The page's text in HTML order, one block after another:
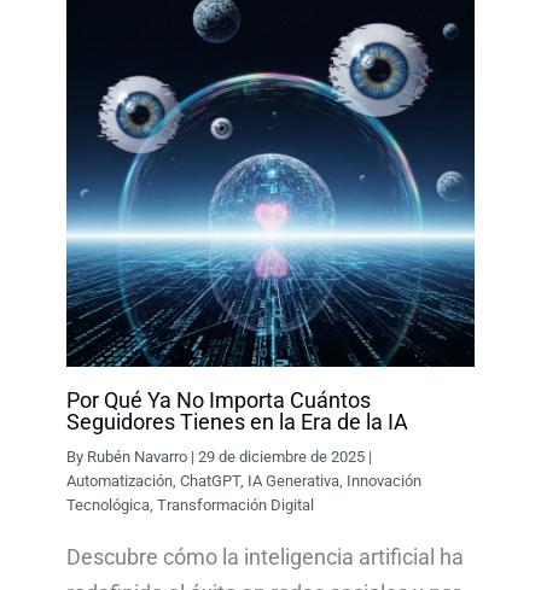
Por Qué Ya No Importa Cuántos
Seguidores Tienes en la Era de la IA
By Rubén Navarro |29 de diciembre de 2025 |
Automatización ,ChatGPT, IA Generativa Innovación
Tecnológica ,Transformación Digital
Descubre cómo la inteligencia artificial ha